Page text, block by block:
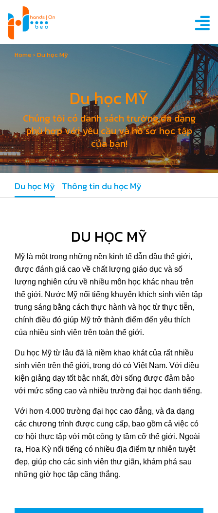
Home › Du học Mỹ
Du học MỸ
Chúng tôi có danh sách trường đa dạng
phù hợp với yêu cầu và hồ sơ học tập
của bạn!
Du học Mỹ Thông tin du học Mỹ
DU HỌC MỸ
Mỹ là một trong những nền kinh tế dẫn đầu thế giới,
được đánh giá cao về chất lượng giáo dục và số
lượng nghiên cứu về nhiều môn học khác nhau trên
thế giới. Nước Mỹ nổi tiếng khuyến khích sinh viên tập
trung sáng bằng cách thực hành và học từ thực tiễn,
chính điều đó giúp Mỹ trở thành điểm đến yêu thích
của nhiều sinh viên trên toàn thế giới.
Du học Mỹ từ lâu đã là niềm khao khát của rất nhiều
sinh viên trên thế giới, trong đó có Việt Nam. Với điều
kiện giảng dạy tốt bậc nhất, đời sống được đảm bảo
với mức sống cao và nhiều trường đại học danh tiếng.
Với hơn 4.000 trường đại học cao đẳng, và đa dạng
các chương trình được cung cấp, bao gồm cả việc có
cơ hội thực tập với một công ty tầm cỡ thế giới. Ngoài
ra, Hoa Kỳ nổi tiếng có nhiều địa điểm tự nhiên tuyệt
đẹp, giúp cho các sinh viên thư giãn, khám phá sau
những giờ học tập căng thẳng.